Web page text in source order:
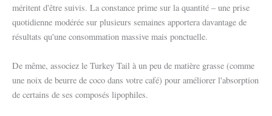
méritent d'être suivis. La constance prime sur la quantité – une prise
quotidienne modérée sur plusieurs semaines apportera davantage de
résultats qu'une consommation massive mais ponctuelle.
De même, associez le Turkey Tail à un peu de matière grasse (comme
une noix de beurre de coco dans votre café) pour améliorer l'absorption
de certains de ses composés lipophiles.